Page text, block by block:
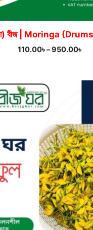
বীজ | Moringa
110.00৳–950.00৳